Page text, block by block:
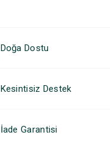
Doğa Dostu
Kesintisiz Destek
İade Garantisi